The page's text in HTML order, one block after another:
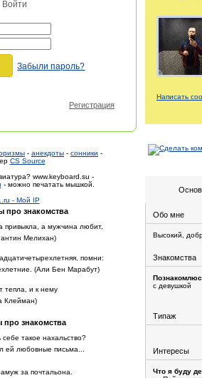
Войти
Забыли пароль?
Регистрация
- анекдоты - сонники -
CS Source
www.keyboard.su -
- можно печатать мышкой.
- Мой IP
про знакомства
привыкла, а мужчина любит,
Мелихан)
помни:
(Али Бен Марабут)
тепла, и к нему
Клейман)
про знакомства
такое нахальство?
ей любовные письма...
за почтальона.
Написать
Обо мне
Высокий,
Знакомства
с девушкой
Типаж
Интересы
Что я буду